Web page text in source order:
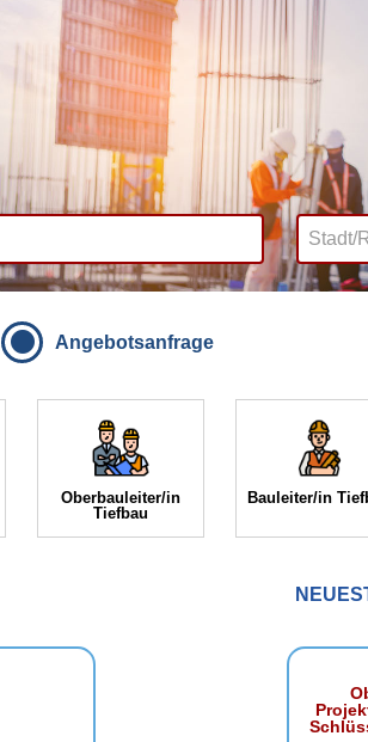
Angebotsanfrage
Oberbauleiter/in
Tiefbau
Bauleiter/in